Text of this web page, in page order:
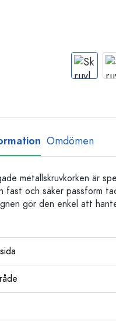
Glasflaskor
Plastflaskor
Omdömen
metallskruvkorken är
fast och säker passform
gör den enkel att